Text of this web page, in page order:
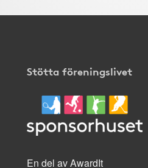
Stötta föreningslivet
En del av AwardIt